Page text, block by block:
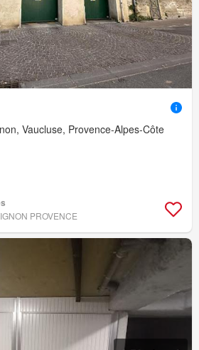
Vaucluse, Provence-Alpes-Côte
PROVENCE